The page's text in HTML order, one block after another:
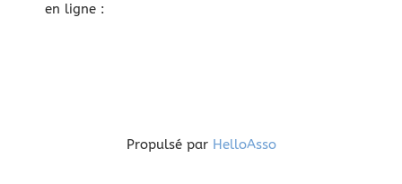
en ligne :
Propulsé par HelloAsso